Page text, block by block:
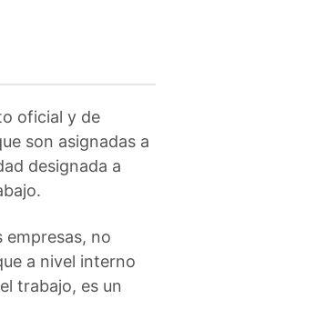
oficial y de
son asignadas a
designada a
empresas, no
a nivel interno
trabajo, es un